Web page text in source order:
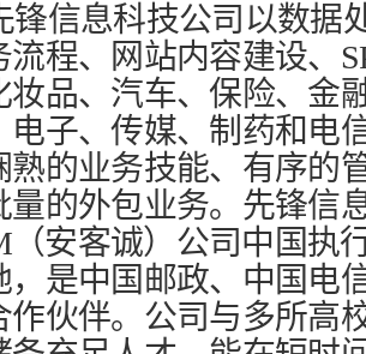
锋信息科技公司以数据
流程、网站内容建设、
妆品、汽车、保险、金
电子、传媒、制药和电
熟的业务技能、有序的
量的外包业务。先锋信
（安客诚）公司中国执
，是中国邮政、中国电
作伙伴。公司与多所高